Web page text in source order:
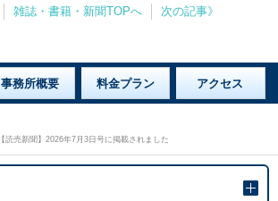
雑誌・書籍・新聞TOPへ 次の記事》
事務所概要 料金プラン アクセス
【読売新聞】2026年7月3日号に掲載されました